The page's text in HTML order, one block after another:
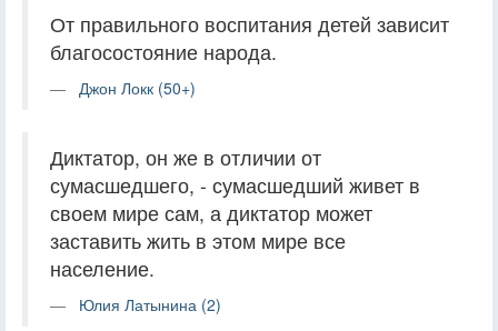
От правильного воспитания детей зависит
благосостояние народа.
Джон Локк (50+)
Диктатор, он же в отличии от
сумасшедшего, - сумасшедший живет в
своем мире сам, а диктатор может
заставить жить в этом мире все
население.
Юлия Латынина (2)